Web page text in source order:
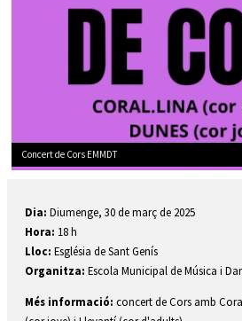
Concert de Cors EMMDT
Dia: Diumenge, 30 de març de 2025
Hora: 18 h
Lloc: Església de Sant Genís
Organitza: Escola Municipal de Música i
Més informació: concert de Cors amb